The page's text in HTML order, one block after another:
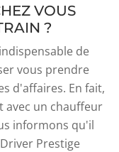
VOUS
?
de
vous prendre
d'affaires. En fait,
avec un chauffeur
informons qu'il
Prestige